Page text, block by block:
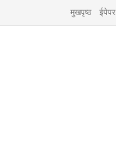
मुखपृष्ठ ईपेपर